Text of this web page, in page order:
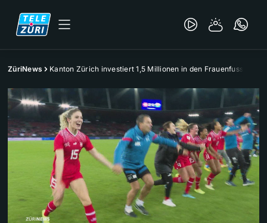
ZüriNews Kanton Zürich investiert 1,5 Millionen in den Frauenfussball